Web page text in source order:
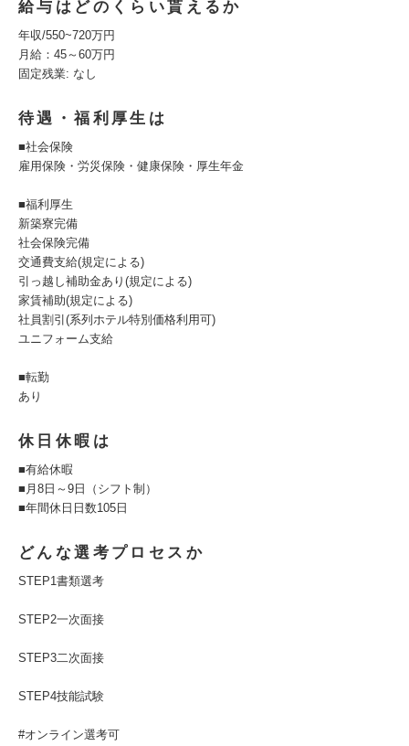
給与はどのくらい貰えるか
年収/550~720万円
月給：45～60万円
固定残業: なし
待遇・福利厚生は
■社会保険
雇用保険・労災保険・健康保険・厚生年金
■福利厚生
新築寮完備
社会保険完備
交通費支給(規定による)
引っ越し補助金あり(規定による)
家賃補助(規定による)
社員割引(系列ホテル特別価格利用可)
ユニフォーム支給
■転勤
あり
休日休暇は
■有給休暇
■月8日～9日（シフト制）
■年間休日日数105日
どんな選考プロセスか
STEP1書類選考
STEP2一次面接
STEP3二次面接
STEP4技能試験
#オンライン選考可